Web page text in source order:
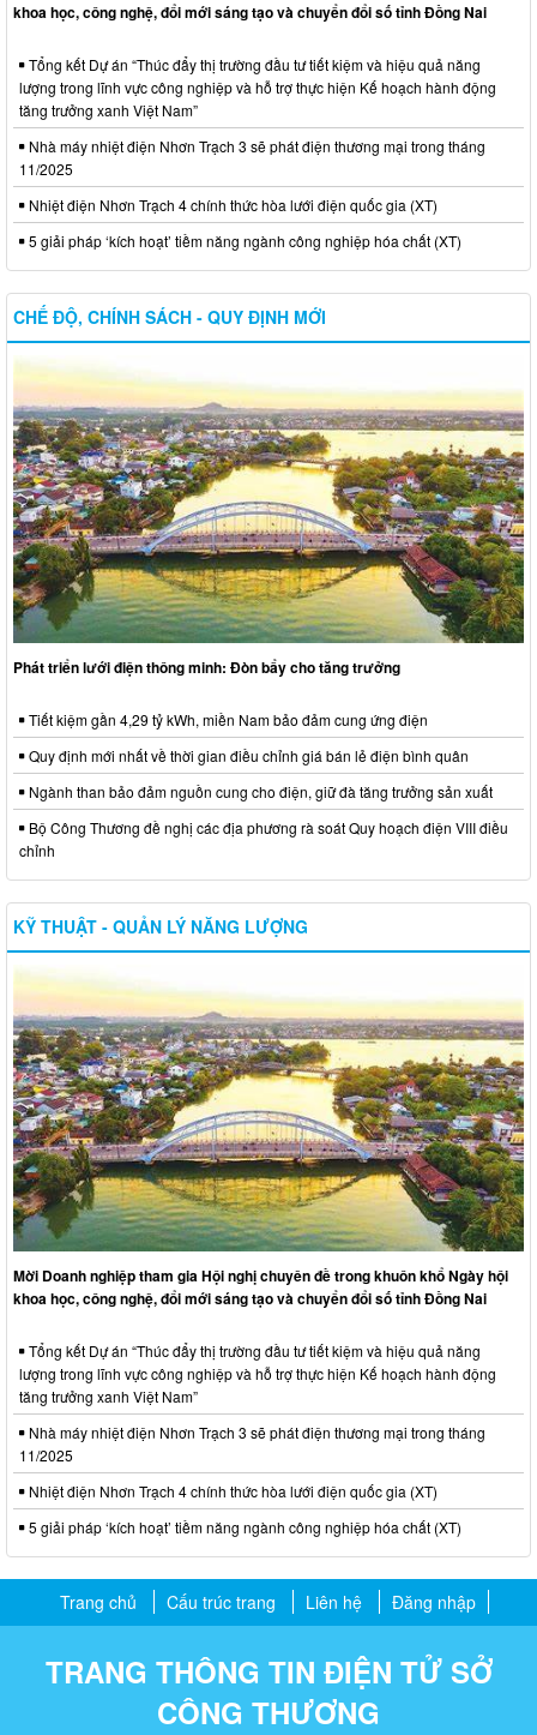
khoa học, công nghệ, đổi mới sáng tạo và chuyển đổi số tỉnh Đồng Nai
Tổng kết Dự án “Thúc đẩy thị trường đầu tư tiết kiệm và hiệu quả năng
lượng trong lĩnh vực công nghiệp và hỗ trợ thực hiện Kế hoạch hành động
tăng trưởng xanh Việt Nam”
Nhà máy nhiệt điện Nhơn Trạch 3 sẽ phát điện thương mại trong tháng
11/2025
Nhiệt điện Nhơn Trạch 4 chính thức hòa lưới điện quốc gia (XT)
5 giải pháp ‘kích hoạt’ tiềm năng ngành công nghiệp hóa chất (XT)
CHẾ ĐỘ, CHÍNH SÁCH - QUY ĐỊNH MỚI
Phát triển lưới điện thông minh: Đòn bẩy cho tăng trưởng
Tiết kiệm gần 4,29 tỷ kWh, miền Nam bảo đảm cung ứng điện
Quy định mới nhất về thời gian điều chỉnh giá bán lẻ điện bình quân
Ngành than bảo đảm nguồn cung cho điện, giữ đà tăng trưởng sản xuất
Bộ Công Thương đề nghị các địa phương rà soát Quy hoạch điện VIII điều
chỉnh
KỸ THUẬT - QUẢN LÝ NĂNG LƯỢNG
Mời Doanh nghiệp tham gia Hội nghị chuyên đề trong khuôn khổ Ngày hội
khoa học, công nghệ, đổi mới sáng tạo và chuyển đổi số tỉnh Đồng Nai
Tổng kết Dự án “Thúc đẩy thị trường đầu tư tiết kiệm và hiệu quả năng
lượng trong lĩnh vực công nghiệp và hỗ trợ thực hiện Kế hoạch hành động
tăng trưởng xanh Việt Nam”
Nhà máy nhiệt điện Nhơn Trạch 3 sẽ phát điện thương mại trong tháng
11/2025
Nhiệt điện Nhơn Trạch 4 chính thức hòa lưới điện quốc gia (XT)
5 giải pháp ‘kích hoạt’ tiềm năng ngành công nghiệp hóa chất (XT)
Trang chủ Cấu trúc trang Liên hệ Đăng nhập
TRANG THÔNG TIN ĐIỆN TỬ SỞ
CÔNG THƯƠNG